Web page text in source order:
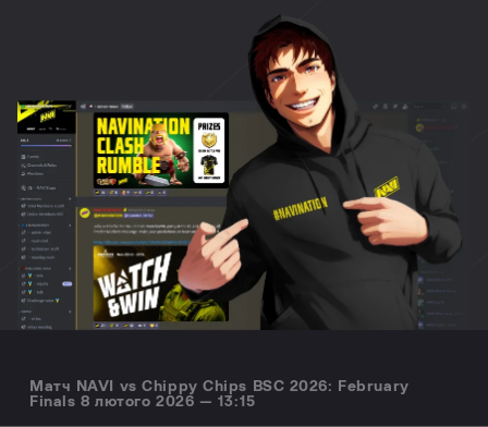
Матч NAVI vs Chippy Chips BSC 2026: February
Finals 8 лютого 2026 — 13:15